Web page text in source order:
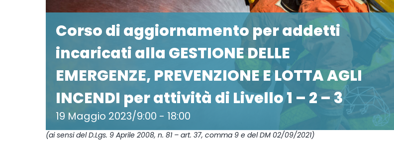
Corso di aggiornamento per addetti
incaricati alla GESTIONE DELLE
EMERGENZE, PREVENZIONE E LOTTA AGLI
INCENDI per attività di Livello 1 – 2 – 3
19 Maggio 2023/9:00 - 18:00
(ai sensi del D.Lgs. 9 Aprile 2008, n. 81 – art. 37, comma 9 e del DM 02/09/2021)